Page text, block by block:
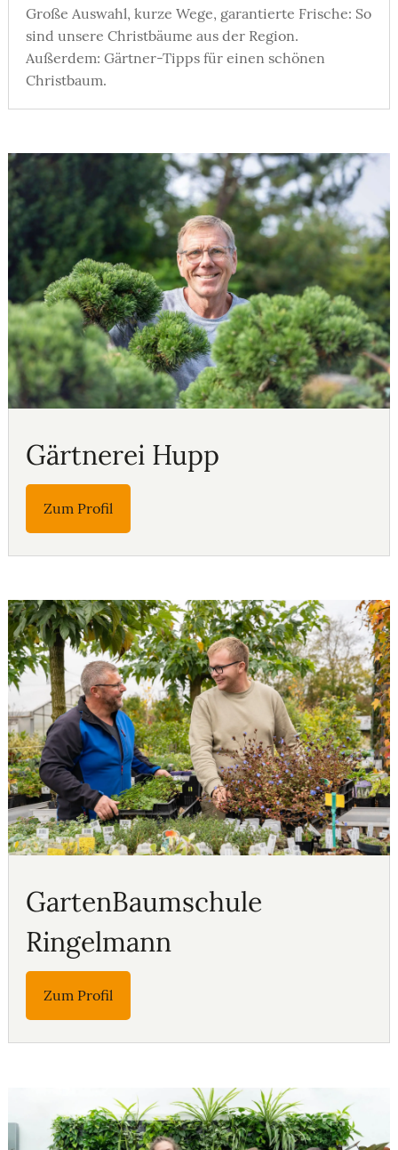
Große Auswahl, kurze Wege, garantierte Frische: So
sind unsere Christbäume aus der Region.
Außerdem: Gärtner-Tipps für einen schönen
Christbaum.
Gärtnerei Hupp
GartenBaumschule
Ringelmann